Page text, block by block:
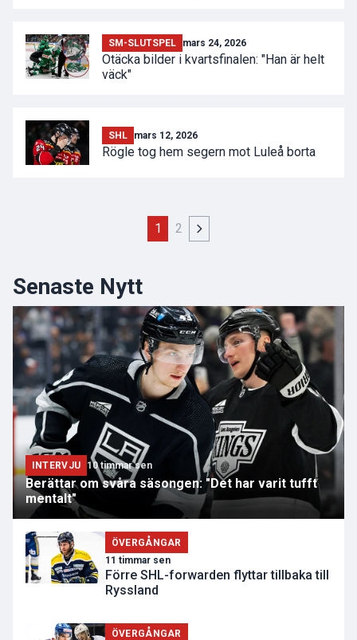
SM-SLUTSPEL mars 24, 2026
Otäcka bilder i kvartsfinalen: "Han är helt
väck"
SHL mars 12, 2026
Rögle tog hem segern mot Luleå borta
1 2
Senaste Nytt
INTERVJU 10 timmar sen
Berättar om svåra säsongen: "Det har varit tufft
mentalt"
ÖVERGÅNGAR
11 timmar sen
Förre SHL-forwarden flyttar tillbaka till
Ryssland
ÖVERGÅNGAR